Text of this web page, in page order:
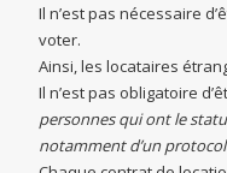
Il n’est pas nécessaire
voter.
Ainsi, les locataires
Il n’est pas obligatoire
personnes qui ont le
notamment d’un